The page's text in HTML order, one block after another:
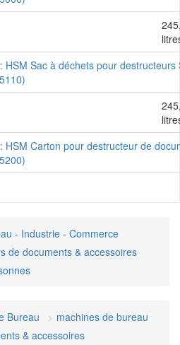
HSM Sac à déchets pour destructeurs
HSM Carton pour destructeur de
- Industrie - Commerce
de documents & accessoires
Bureau
machines de bureau
& accessoires